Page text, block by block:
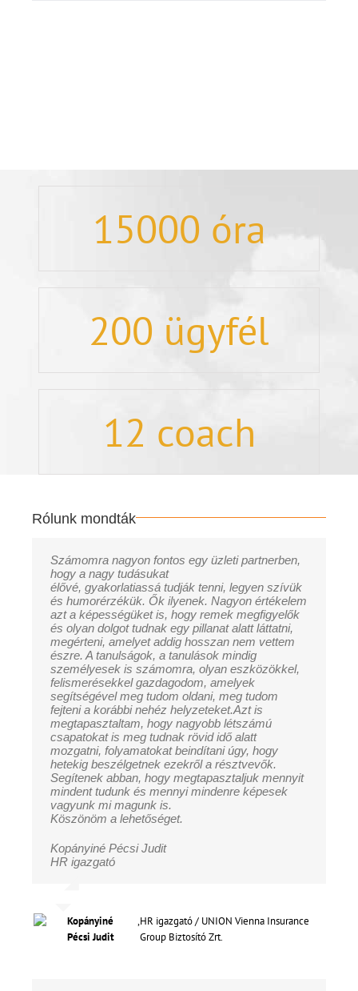
15000 óra
200 ügyfél
12 coach
Rólunk mondták
Számomra nagyon fontos egy üzleti partnerben,
hogy a nagy tudásukat
élővé, gyakorlatiassá tudják tenni, legyen szívük
és humorérzékük. Ők ilyenek. Nagyon értékelem
azt a képességüket is, hogy remek megfigyelők
és olyan dolgot tudnak egy pillanat alatt láttatni,
megérteni, amelyet addig hosszan nem vettem
észre. A tanulságok, a tanulások mindig
személyesek is számomra, olyan eszközökkel,
felismerésekkel gazdagodom, amelyek
segítségével meg tudom oldani, meg tudom
fejteni a korábbi nehéz helyzeteket.Azt is
megtapasztaltam, hogy nagyobb létszámú
csapatokat is meg tudnak rövid idő alatt
mozgatni, folyamatokat beindítani úgy, hogy
hetekig beszélgetnek ezekről a résztvevők.
Segítenek abban, hogy megtapasztaljuk mennyit
mindent tudunk és mennyi mindenre képesek
vagyunk mi magunk is.
Köszönöm a lehetőséget.
Kopányiné Pécsi Judit
HR igazgató
Kopányiné
Pécsi Judit
,HR igazgató / UNION Vienna Insurance
Group Biztosító Zrt.